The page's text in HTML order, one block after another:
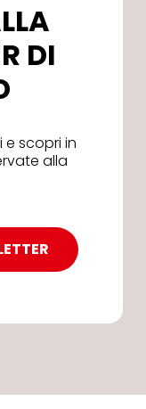
DI
scopri in
alla